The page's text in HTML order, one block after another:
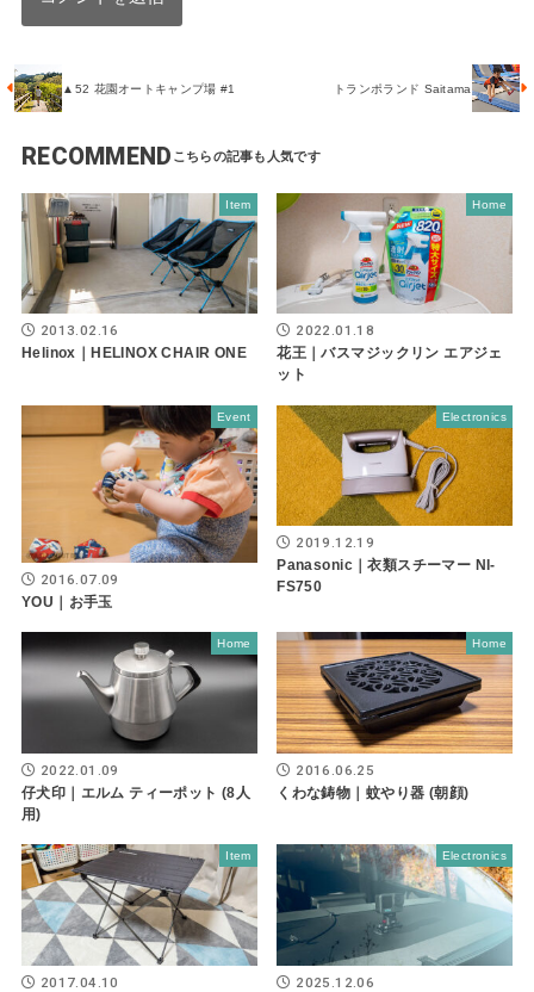
▲52 花園オートキャンプ場 #1 トランポランド Saitama
RECOMMEND
Item
2013.02.16
Helinox｜HELINOX CHAIR ONE
Home
2022.01.18
花王｜バスマジックリン エアジェ
ット
Event
2016.07.09
YOU｜お手玉
Electronics
2019.12.19
Panasonic｜衣類スチーマー NI-
FS750
Home
2022.01.09
仔犬印｜エルム ティーポット (8人
用)
Home
2016.06.25
くわな鋳物｜蚊やり器 (朝顔)
Item
2017.04.10
Electronics
2025.12.06